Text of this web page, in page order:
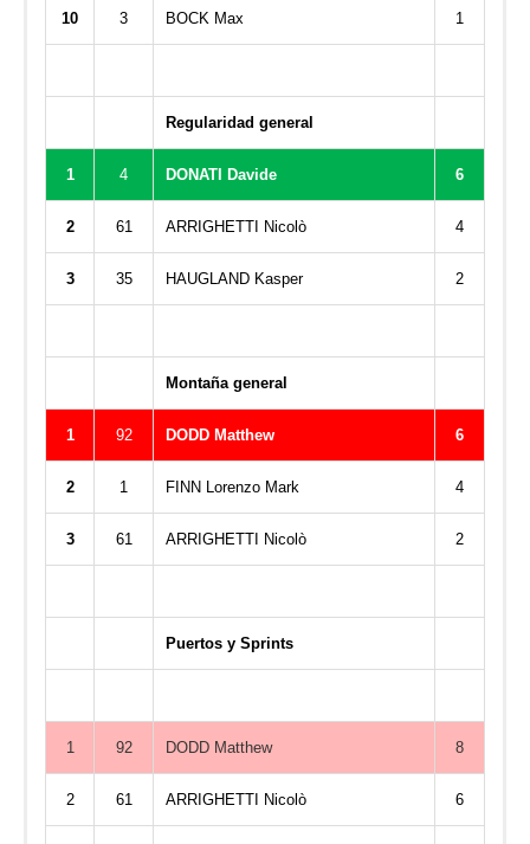
10 3 BOCK Max 1
Regularidad general
1 4 DONATI Davide 6
2 61 ARRIGHETTI Nicolò 4
3 35 HAUGLAND Kasper 2
Montaña general
1 92 DODD Matthew 6
2 1 FINN Lorenzo Mark 4
3 61 ARRIGHETTI Nicolò 2
Puertos y Sprints
1 92 DODD Matthew 8
2 61 ARRIGHETTI Nicolò 6